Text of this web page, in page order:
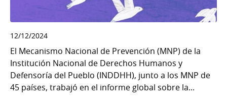
12/12/2024
El Mecanismo Nacional de Prevención (MNP) de la
Institución Nacional de Derechos Humanos y
Defensoría del Pueblo (INDDHH), junto a los MNP de
45 países, trabajó en el informe global sobre la...